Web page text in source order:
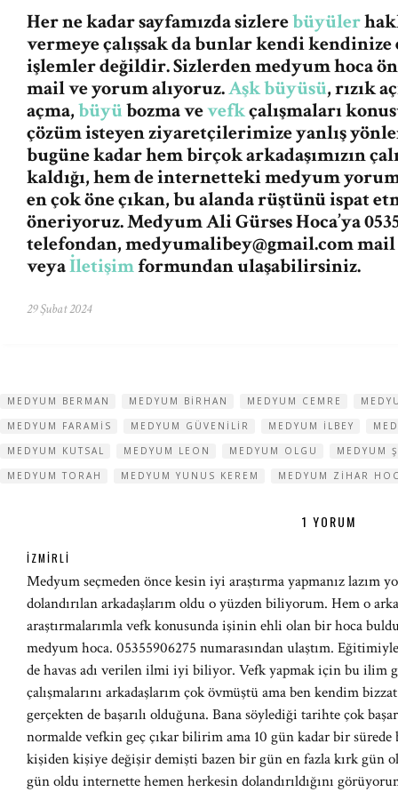
Her ne kadar sayfamızda sizlerebüyüler
vermeye çalışsak da bunlar kendi
işlemler değildir. Sizlerden medyum hoca
mail ve yorum alıyoruz.Aşk büyüsü, rızık
açma,büyübozma vevefkçalışmaları
çözüm isteyen ziyaretçilerimize yanlış
bugüne kadar hem birçok arkadaşımızın
kaldığı, hem de internetteki medyum
en çok öne çıkan, bu alanda rüştünü ispat
öneriyoruz. Medyum Ali Gürses Hoca’ya
telefondan,medyumalibey@gmail.commail
veyaİletişimformundan ulaşabilirsiniz.
29 Şubat 2024
MEDYUM BERMAN MEDYUM BIRHAN MEDYUM CEMRE
MEDYUM FARAMIS
MEDYUM GÜVENILIR MEDYUM ILBEY
MEDYUM KUTSAL
MEDYUM LEON MEDYUM OLGU
MEDYUM
MEDYUM TORAH
MEDYUM YUNUS KEREM MEDYUM ZIHAR
1 YORUM
İZMIRLI
Medyum seçmeden önce kesin iyi araştırma yapmanız lazım
dolandırılan arkadaşlarım oldu o yüzden biliyorum. Hem o
araştırmalarımla vefk konusunda işinin ehli olan bir hoca
medyum hoca. 05355906275 numarasından ulaştım.
de havas adı verilen ilmi iyi biliyor. Vefk yapmak için bu ilim
çalışmalarını arkadaşlarım çok övmüştü ama ben kendim
gerçekten de başarılı olduğuna. Bana söylediği tarihte çok
normalde vefkin geç çıkar bilirim ama 10 gün kadar bir sürede
kişiden kişiye değişir demişti bazen bir gün en fazla kırk gün
gün oldu internette hemen herkesin dolandırıldığını